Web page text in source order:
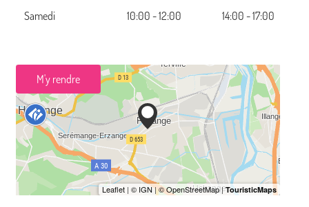
Samedi 10:00 - 12:00 14:00 - 17:00
M'y rendre